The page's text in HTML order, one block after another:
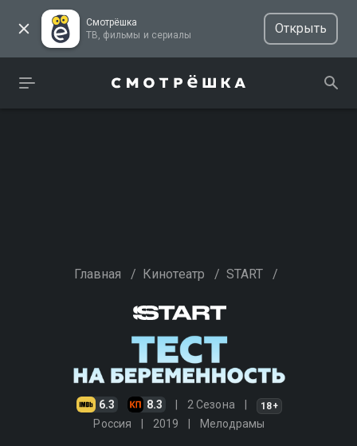
Смотрёшка
ТВ, фильмы и сериалы
Открыть
Главная / Кинотеатр / START /
6.3 8.3 2 Сезона 18+
Россия 2019 Мелодрамы